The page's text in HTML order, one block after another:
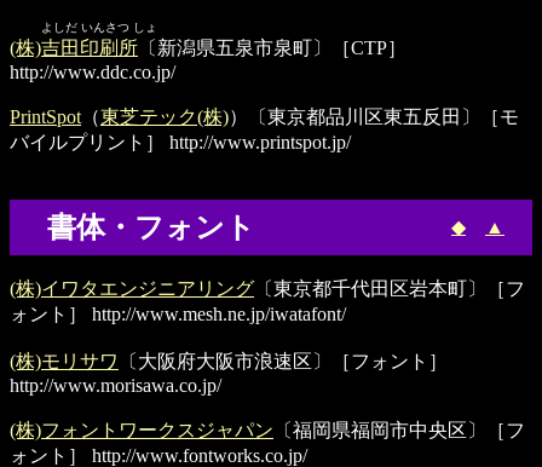
よしだ いんさつ しょ
(株)吉田印刷所 〔新潟県五泉市泉町〕［CTP］
http://www.ddc.co.jp/
PrintSpot （東芝テック(株)）〔東京都品川区東五反田〕［モ
バイルプリント］
http://www.printspot.jp/
書体・フォント ◆ ▲
(株)イワタエンジニアリング 〔東京都千代田区岩本町〕［フ
ォント］
http://www.mesh.ne.jp/iwatafont/
(株)モリサワ
〔大阪府大阪市浪速区〕［フォント］
http://www.morisawa.co.jp/
(株)フォントワークスジャパン 〔福岡県福岡市中央区〕［フ
ォント］
http://www.fontworks.co.jp/